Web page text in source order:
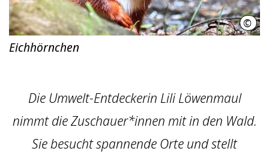
© Ralf
Eichhörnchen
Die Umwelt-Entdeckerin Lili Löwenmaul
nimmt die Zuschauer*innen mit in den Wald.
Sie besucht spannende Orte und stellt